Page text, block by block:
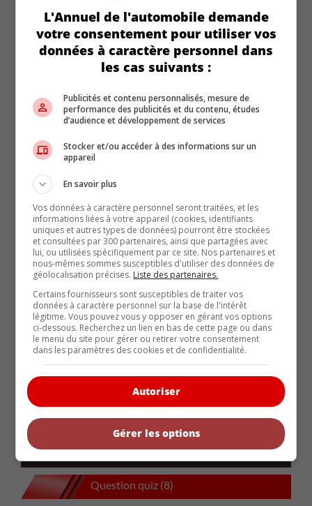
Holand Automotive rachète une partie du
portefeuille de John Scotti Leasing
Holand Automotive rachète une partie du
portefeuille de John Scotti Leasing
Actualités (5867)
Éditorial (126)
L'auto dans la pub d'ici (8)
Marques du monde (65)
Non classé (7)
Nos bancs d'essais (381)
Éphémérides (404)
Voitures classique (182)
Voitures écolo (131)
Voitures neuves (428)
Question quiz (8)
L'Annuel de l'automobile demande
votre consentement pour utiliser vos
données à caractère personnel dans
les cas suivants :
Publicités et contenu personnalisés, mesure de
performance des publicités et du contenu, études
d’audience et développement de services
Stocker et/ou accéder à des informations sur un
appareil
En savoir plus
Vos données à caractère personnel seront traitées, et les
informations liées à votre appareil (cookies, identifiants
uniques et autres types de données) pourront être stockées
et consultées par 300 partenaires, ainsi que partagées avec
lui, ou utilisées spécifiquement par ce site. Nos partenaires et
nous-mêmes sommes susceptibles d'utiliser des données de
géolocalisation précises. Liste des partenaires.
Certains fournisseurs sont susceptibles de traiter vos
données à caractère personnel sur la base de l'intérêt
légitime. Vous pouvez vous y opposer en gérant vos options
ci-dessous. Recherchez un lien en bas de cette page ou dans
le menu du site pour gérer ou retirer votre consentement
dans les paramètres des cookies et de confidentialité.
Autoriser
Gérer les options